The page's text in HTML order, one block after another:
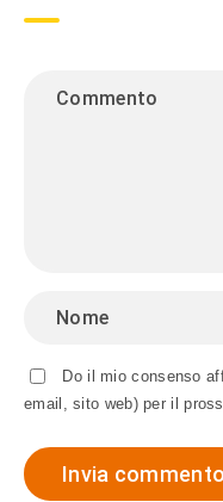
Do il mio consenso
email, sito web) per il